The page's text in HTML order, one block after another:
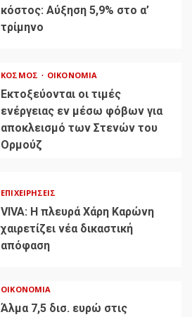
κόστος: Αύξηση 5,9% στο α’
τρίμηνο
ΚΌΣΜΟΣ ΟΙΚΟΝΟΜΊΑ
Εκτοξεύονται οι τιμές
ενέργειας εν μέσω φόβων για
αποκλεισμό των Στενών του
Ορμούζ
ΕΠΙΧΕΙΡΉΣΕΙΣ
VIVA: Η πλευρά Χάρη Καρώνη
χαιρετίζει νέα δικαστική
απόφαση
ΟΙΚΟΝΟΜΊΑ
Άλμα 7,5 δισ. ευρώ στις